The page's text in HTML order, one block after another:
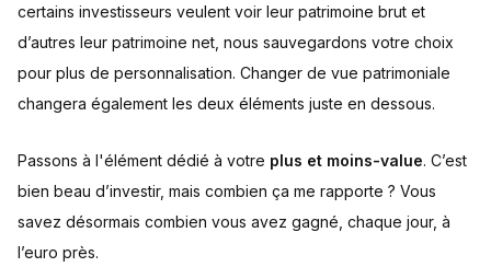
certains investisseurs veulent voir leur patrimoine brut et
d’autres leur patrimoine net, nous sauvegardons votre choix
pour plus de personnalisation. Changer de vue patrimoniale
changera également les deux éléments juste en dessous.
Passons à l'élément dédié à votre plus et moins-value. C’est
bien beau d’investir, mais combien ça me rapporte ? Vous
savez désormais combien vous avez gagné, chaque jour, à
l’euro près.